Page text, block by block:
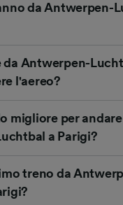
da Antwerpen-
da Antwerpen-
l'aereo?
migliore per andare
a Parigi?
treno da